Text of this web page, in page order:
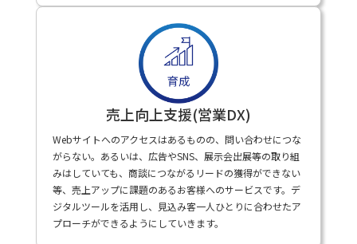
売上向上支援(営業DX)
Webサイトへのアクセスはあるものの、問い合わせにつな
がらない。あるいは、広告やSNS、展示会出展等の取り組
みはしていても、商談につながるリードの獲得ができない
等、売上アップに課題のあるお客様へのサービスです。デ
ジタルツールを活用し、見込み客一人ひとりに合わせたア
プローチができるようにしていきます。